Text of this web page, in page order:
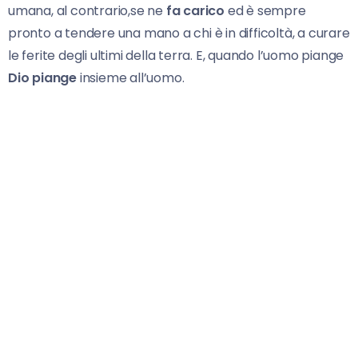
umana, al contrario,se ne fa carico ed è sempre
pronto a tendere una mano a chi è in difficoltà, a curare
le ferite degli ultimi della terra. E, quando l’uomo piange
Dio piangeinsieme all’uomo.